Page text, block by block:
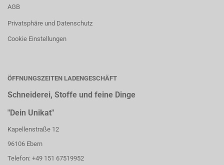
AGB
Privatsphäre und Datenschutz
Cookie Einstellungen
ÖFFNUNGSZEITEN LADENGESCHÄFT
Schneiderei, Stoffe und feine Dinge
"Dein Unikat"
Kapellenstraße 12
96106 Ebern
Telefon: +49 151 67519952